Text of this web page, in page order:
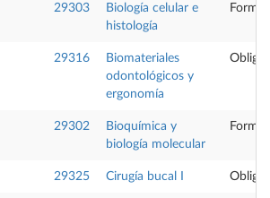
29303
Biología celular e
histología
29316
Biomateriales
odontológicos y
ergonomía
29302
Bioquímica y
biología molecular
29325 Cirugía bucal I